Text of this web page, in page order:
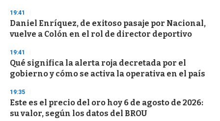
19:41
Daniel Enríquez, de exitoso pasaje por Nacional,
vuelve a Colón en el rol de director deportivo
19:41
Qué significa la alerta roja decretada por el
gobierno y cómo se activa la operativa en el país
19:35
Este es el precio del oro hoy 6 de agosto de 2026:
su valor, según los datos del BROU